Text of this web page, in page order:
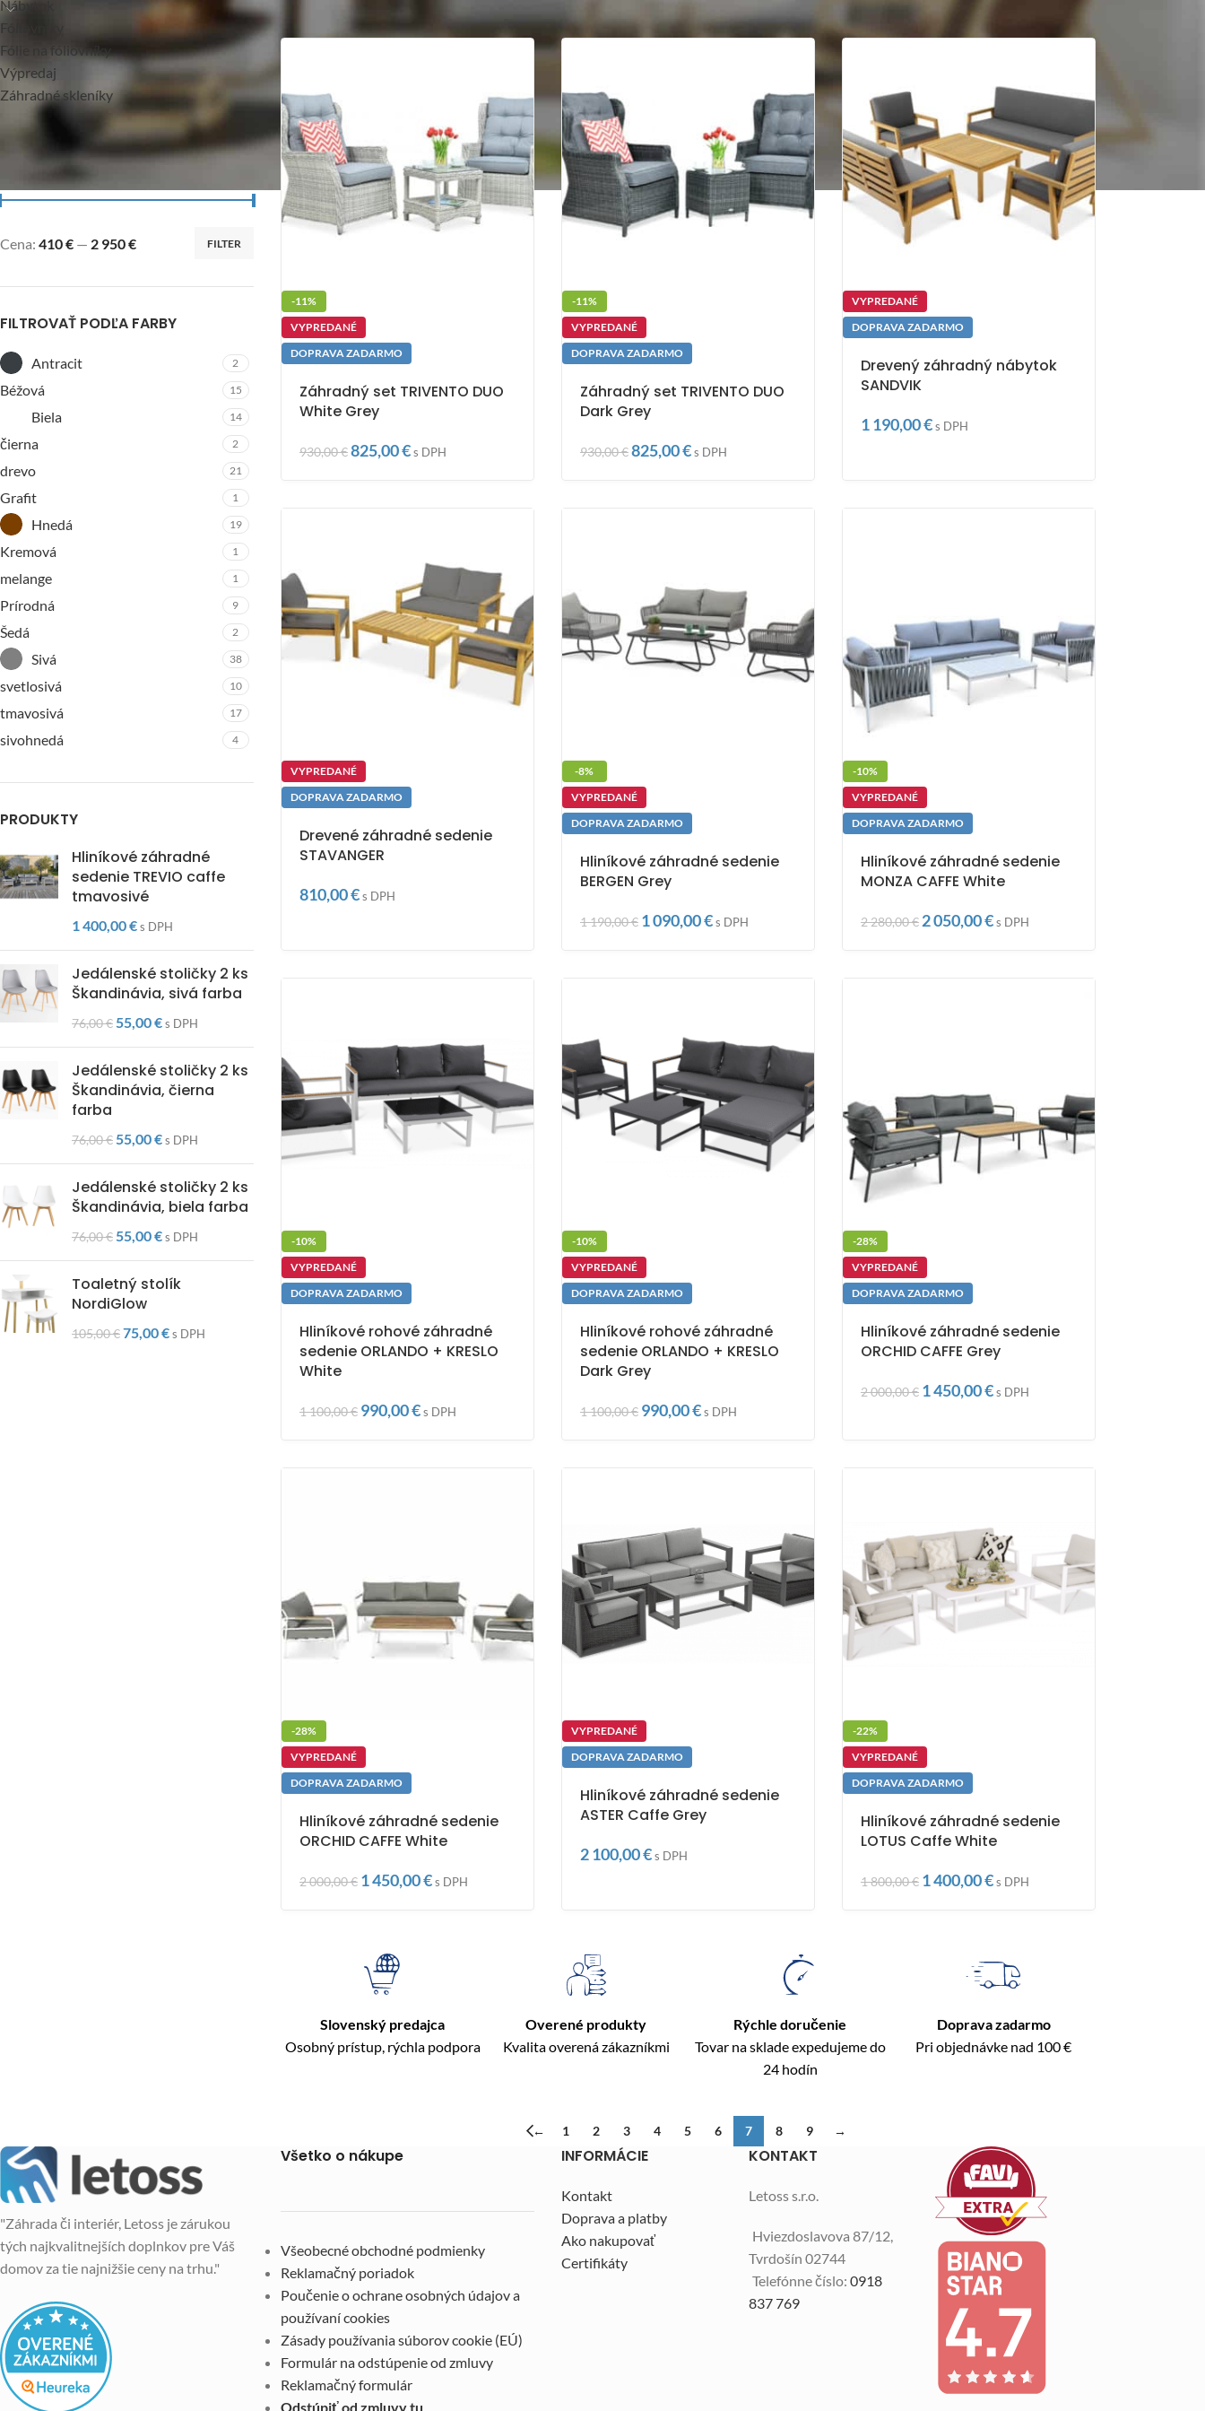
Nábytok
Fóliovníky
Fólie na fóliovníky
Výpredaj
Záhradné skleníky
FILTROVAŤ PODĽA CENY
FILTER
Cena: 410 € — 2 950 €
FILTROVAŤ PODĽA FARBY
Antracit 2
Béžová 15
Biela 14
čierna 2
drevo 21
Grafit 1
Hnedá 19
Kremová 1
melange 1
Prírodná 9
Šedá 2
Sivá 38
svetlosivá 10
tmavosivá 17
sivohnedá 4
PRODUKTY
Hliníkové záhradné
sedenie TREVIO caffe
tmavosivé
1 400,00€s DPH
Jedálenské stoličky 2 ks
Škandinávia, sivá farba
76,00€55,00€s DPH
Jedálenské stoličky 2 ks
Škandinávia, čierna
farba
76,00€55,00€s DPH
Jedálenské stoličky 2 ks
Škandinávia, biela farba
76,00€55,00€s DPH
Toaletný stolík
NordiGlow
105,00€75,00€s DPH
-11%
VYPREDANÉ
DOPRAVA ZADARMO
Záhradný set TRIVENTO DUO
White Grey
930,00€825,00€s DPH
-11%
VYPREDANÉ
DOPRAVA ZADARMO
Záhradný set TRIVENTO DUO
Dark Grey
930,00€825,00€s DPH
VYPREDANÉ
DOPRAVA ZADARMO
Drevený záhradný nábytok
SANDVIK
1 190,00€s DPH
VYPREDANÉ
DOPRAVA ZADARMO
Drevené záhradné sedenie
STAVANGER
810,00€s DPH
-8%
VYPREDANÉ
DOPRAVA ZADARMO
Hliníkové záhradné sedenie
BERGEN Grey
1 190,00€ 1 090,00€s DPH
-10%
VYPREDANÉ
DOPRAVA ZADARMO
Hliníkové záhradné sedenie
MONZA CAFFE White
2 280,00€ 2 050,00€s DPH
-10%
VYPREDANÉ
DOPRAVA ZADARMO
Hliníkové rohové záhradné
sedenie ORLANDO + KRESLO
White
1 100,00€ 990,00€s DPH
-10%
VYPREDANÉ
DOPRAVA ZADARMO
Hliníkové rohové záhradné
sedenie ORLANDO + KRESLO
Dark Grey
1 100,00€ 990,00€s DPH
-28%
VYPREDANÉ
DOPRAVA ZADARMO
Hliníkové záhradné sedenie
ORCHID CAFFE Grey
2 000,00€ 1 450,00€s DPH
-28%
VYPREDANÉ
DOPRAVA ZADARMO
Hliníkové záhradné sedenie
ORCHID CAFFE White
2 000,00€ 1 450,00€s DPH
VYPREDANÉ
DOPRAVA ZADARMO
Hliníkové záhradné sedenie
ASTER Caffe Grey
2 100,00€s DPH
-22%
VYPREDANÉ
DOPRAVA ZADARMO
Hliníkové záhradné sedenie
LOTUS Caffe White
1 800,00€ 1 400,00€s DPH
Slovenský predajca
Osobný prístup, rýchla podpora
Overené produkty
Kvalita overená zákazníkmi
Rýchle doručenie
Tovar na sklade expedujeme do
24 hodín
Doprava zadarmo
Pri objednávke nad 100 €
← 1 2 3 4 5 6 7 8 9 →
"Záhrada či interiér, Letoss je zárukou
tých najkvalitnejších doplnkov pre Váš
domov za tie najnižšie ceny na trhu."
Všetko o nákupe
Všeobecné obchodné podmienky
Reklamačný poriadok
Poučenie o ochrane osobných údajov a
používaní cookies
Zásady používania súborov cookie (EÚ)
Formulár na odstúpenie od zmluvy
Reklamačný formulár
Odstúpiť od zmluvy tu
INFORMÁCIE
Kontakt
Doprava a platby
Ako nakupovať
Certifikáty
KONTAKT
Letoss s.r.o.
Hviezdoslavova 87/12,
Tvrdošín 02744
Telefónne číslo: 0918
837 769